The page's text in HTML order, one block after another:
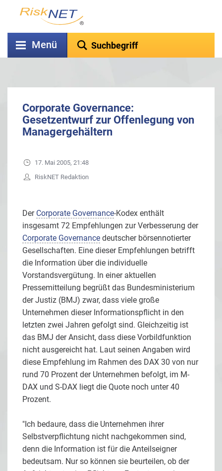
Menü
Corporate Governance:
Gesetzentwurf zur Offenlegung von
Managergehältern
17. Mai 2005, 21:48
RiskNET Redaktion
Der Corporate Governance-Kodex enthält
insgesamt 72 Empfehlungen zur Verbesserung der
Corporate Governance deutscher börsennotierter
Gesellschaften. Eine dieser Empfehlungen betrifft
die Information über die individuelle
Vorstandsvergütung. In einer aktuellen
Pressemitteilung begrüßt das Bundesministerium
der Justiz (BMJ) zwar, dass viele große
Unternehmen dieser Informationspflicht in den
letzten zwei Jahren gefolgt sind. Gleichzeitig ist
das BMJ der Ansicht, dass diese Vorbildfunktion
nicht ausgereicht hat. Laut seinen Angaben wird
diese Empfehlung im Rahmen des DAX 30 von nur
rund 70 Prozent der Unternehmen befolgt, im M-
DAX und S-DAX liegt die Quote noch unter 40
Prozent.
"Ich bedaure, dass die Unternehmen ihrer
Selbstverpflichtung nicht nachgekommen sind,
denn die Information ist für die Anteilseigner
bedeutsam. Nur so können sie beurteilen, ob der